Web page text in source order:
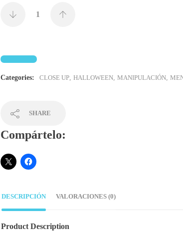
Categories: CLOSE UP, HALLOWEEN, MANIPULACIÓN,
SHARE
Compártelo:
DESCRIPCIÓN VALORACIONES (0)
Product Description